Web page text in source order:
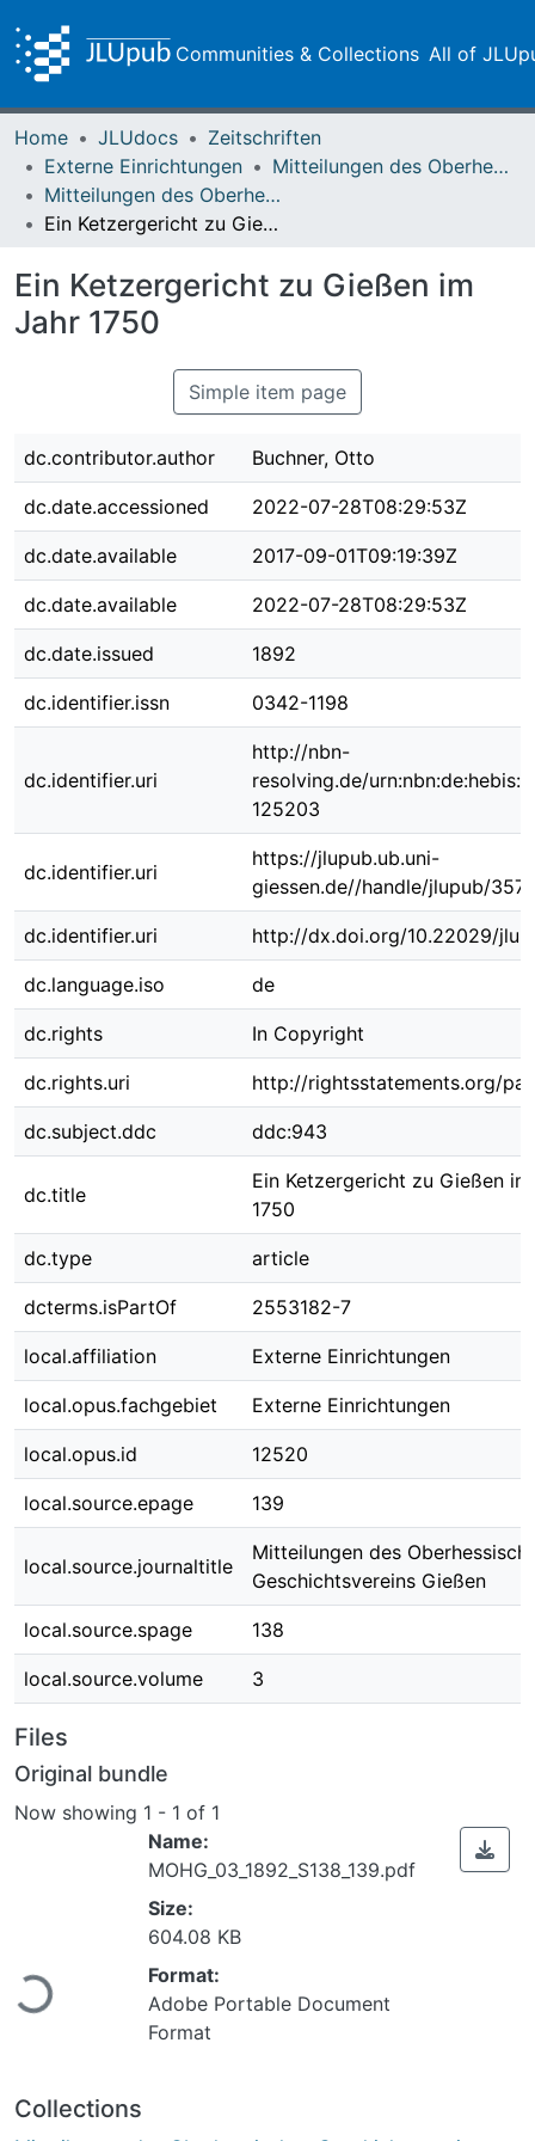
Communities & Collections All of
Home JLUdocs
Zeitschriften
Externe Einrichtungen
Mitteilungen des Oberhessischen Geschichtsvereins Gießen
Mitteilungen des Oberhessischen Geschichtsvereins Gießen Vol. 003 (1892)
Ein Ketzergericht zu Gießen im Jahr 1750
Ein Ketzergericht zu Gießen im
Jahr 1750
Simple item page
dc.contributor.author Buchner, Otto
dc.date.accessioned 2022-07-28T08:29:53Z
dc.date.available 2017-09-01T09:19:39Z
dc.date.available 2022-07-28T08:29:53Z
dc.date.issued 1892
dc.identifier.issn 0342-1198
dc.identifier.uri
http://nbn-
resolving.de/
125203
dc.identifier.uri
https://jlupub.ub.uni-
giessen.de//handle/jlupub/3577
dc.identifier.uri http://dx.doi.org/10.22029/
dc.language.iso de
dc.rights In Copyright
dc.rights.uri http://rightsstatements.org/
dc.subject.ddc ddc:943
dc.title
Ein Ketzergericht zu Gießen
1750
dc.type article
dcterms.isPartOf 2553182-7
local.affiliation Externe Einrichtungen
local.opus.fachgebiet Externe Einrichtungen
local.opus.id 12520
local.source.epage 139
local.source.journaltitle
Mitteilungen des
Geschichtsvereins Gießen
local.source.spage 138
local.source.volume 3
Files
Original bundle
Now showing 1 - 1 of 1
Loading...
Name:
MOHG_03_1892_S138_139.pdf
Size:
604.08 KB
Format:
Adobe Portable Document
Format
Collections